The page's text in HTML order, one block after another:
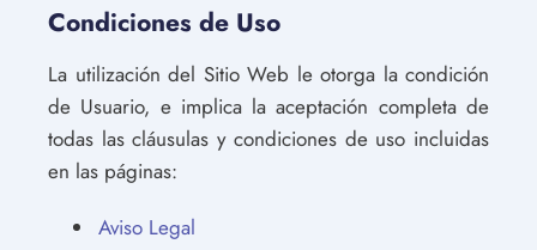
Condiciones de Uso
La utilización del Sitio Web le otorga la condición
de Usuario, e implica la aceptación completa de
todas las cláusulas y condiciones de uso incluidas
en las páginas:
Aviso Legal